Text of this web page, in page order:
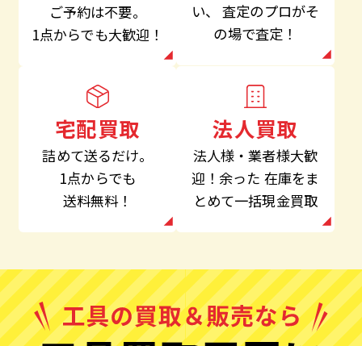
ご予約は不要。
1点からでも大歓迎！
い、 査定のプロがそ
の場で査定！
宅配買取
詰めて送るだけ。
1点からでも
送料無料！
法人買取
法人様・業者様大歓
迎！余った 在庫をま
とめて一括現金買取